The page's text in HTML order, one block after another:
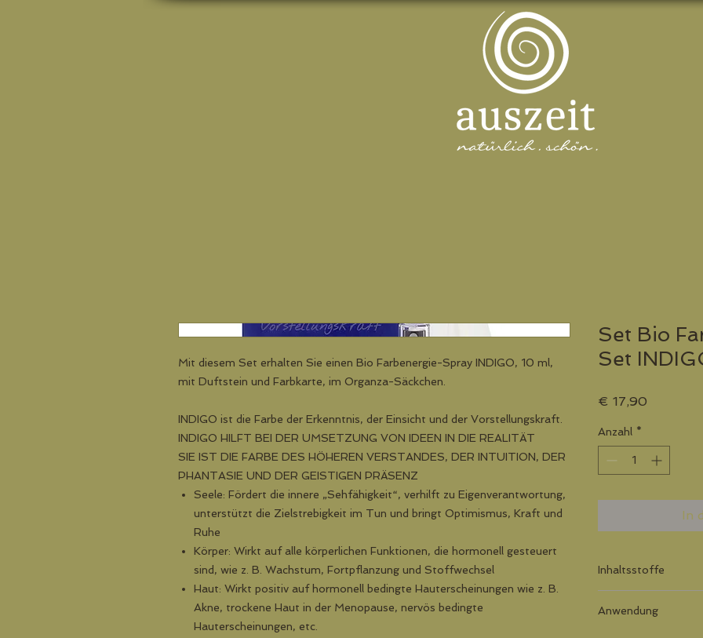
Mit diesem Set erhalten Sie einen Bio Farbenergie-Spray INDIGO, 10 ml,
mit Duftstein und Farbkarte, im Organza-Säckchen.
INDIGO ist die Farbe der Erkenntnis, der Einsicht und der Vorstellungskraft.
INDIGO HILFT BEI DER UMSETZUNG VON IDEEN IN DIE REALITÄT
SIE IST DIE FARBE DES HÖHEREN VERSTANDES, DER INTUITION, DER
PHANTASIE UND DER GEISTIGEN PRÄSENZ
Seele: Fördert die innere „Sehfähigkeit“, verhilft zu Eigenverantwortung,
unterstützt die Zielstrebigkeit im Tun und bringt Optimismus, Kraft und
Ruhe
Körper: Wirkt auf alle körperlichen Funktionen, die hormonell gesteuert
sind, wie z. B. Wachstum, Fortpflanzung und Stoffwechsel
Haut: Wirkt positiv auf hormonell bedingte Hauterscheinungen wie z. B.
Akne, trockene Haut in der Menopause, nervös bedingte
Hauterscheinungen, etc.
Set Bio
Set
€ 17,90
Anzahl *
In
Inhaltsstoffe
(Edelsteinwasser
Anwendung